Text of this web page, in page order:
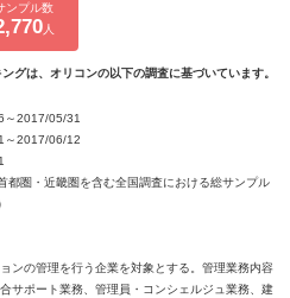
ンプル数
人
グは、オリコンの以下の調査に基づいています。
～2017/05/31
～2017/06/12
都圏・近畿圏を含む全国調査における総サンプル
ンの管理を行う企業を対象とする。管理業務内容
サポート業務、管理員・コンシェルジュ業務、建